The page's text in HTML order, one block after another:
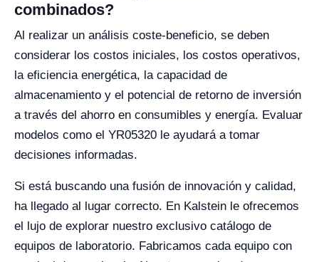
combinados?
Al realizar un análisis coste-beneficio, se deben
considerar los costos iniciales, los costos operativos,
la eficiencia energética, la capacidad de
almacenamiento y el potencial de retorno de inversión
a través del ahorro en consumibles y energía. Evaluar
modelos como el YR05320 le ayudará a tomar
decisiones informadas.
Si está buscando una fusión de innovación y calidad,
ha llegado al lugar correcto. En Kalstein le ofrecemos
el lujo de explorar nuestro exclusivo catálogo de
equipos de laboratorio. Fabricamos cada equipo con